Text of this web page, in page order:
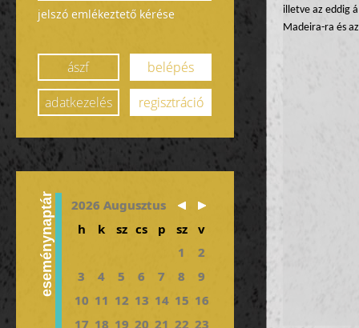
jelszó emlékeztető kérése
ászf
belépés
adatkezelés
regisztráció
eseménynaptár
2026 Augusztus
h
k sz cs p sz
v
1
2
3
4 5 6 7 8
9
10 11 12 13 14 15 16
17 18 19 20 21 22 23
illetve az eddig
Madeira-ra és